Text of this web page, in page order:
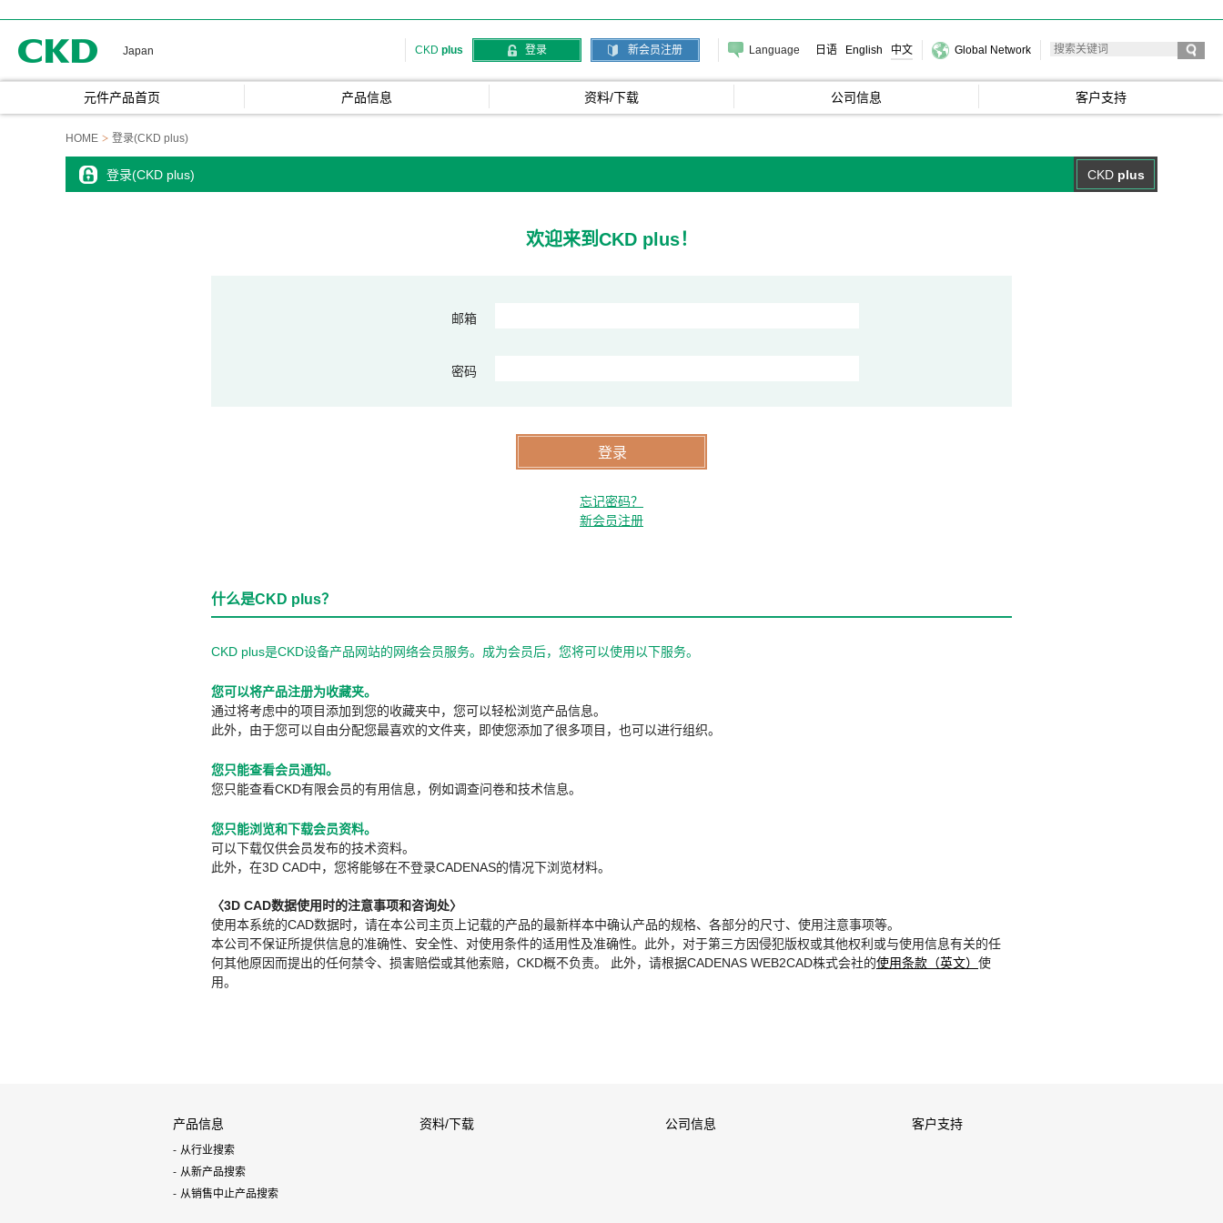
Japan CKD plus 登录 新会员注册 Language 日语 English 中文 Global Network
元件产品首页 产品信息 资料/下载 公司信息 客户支持
HOME 登录(CKD plus)
登录(CKD plus) CKD plus
欢迎来到CKD plus！
邮箱
密码
忘记密码？
新会员注册
什么是CKD plus？
CKD plus是CKD设备产品网站的网络会员服务。成为会员后，您将可以使用以下服务。
您可以将产品注册为收藏夹。
通过将考虑中的项目添加到您的收藏夹中，您可以轻松浏览产品信息。
此外，由于您可以自由分配您最喜欢的文件夹，即使您添加了很多项目，也可以进行组织。
您只能查看会员通知。
您只能查看CKD有限会员的有用信息，例如调查问卷和技术信息。
您只能浏览和下载会员资料。
可以下载仅供会员发布的技术资料。
此外，在3D CAD中，您将能够在不登录CADENAS的情况下浏览材料。
〈3D CAD数据使用时的注意事项和咨询处〉
使用本系统的CAD数据时，请在本公司主页上记载的产品的最新样本中确认产品的规格、各部分的尺寸、使用注意事项等。
本公司不保证所提供信息的准确性、安全性、对使用条件的适用性及准确性。此外，对于第三方因侵犯版权或其他权利或与使用信息有关的任
何其他原因而提出的任何禁令、损害赔偿或其他索赔，CKD概不负责。 此外，请根据CADENAS WEB2CAD株式会社的使用条款（英文） 使
用。
产品信息
从行业搜索
从新产品搜索
从销售中止产品搜索
资料/下载 公司信息 客户支持